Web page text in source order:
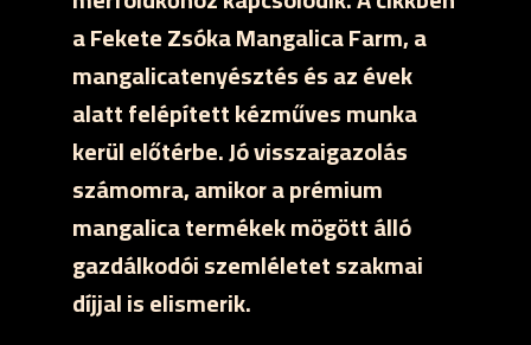
a Fekete Zsóka Mangalica Farm, a
mangalicatenyésztés és az évek
alatt felépített kézműves munka
kerül előtérbe. Jó visszaigazolás
számomra, amikor a prémium
mangalica termékek mögött álló
gazdálkodói szemléletet szakmai
díjjal is elismerik.